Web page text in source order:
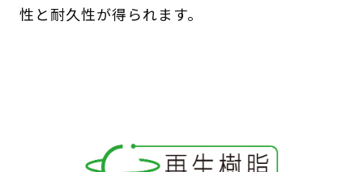
性と耐久性が得られます。